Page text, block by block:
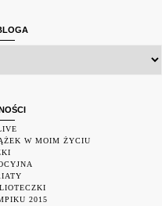
W MOIM ŻYCIU
2015